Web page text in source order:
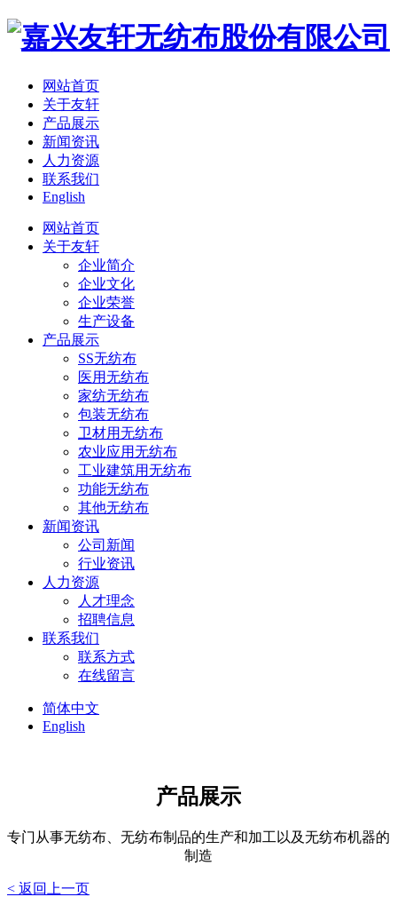
网站首页
关于友轩
产品展示
新闻资讯
人力资源
联系我们
English
网站首页
关于友轩
企业简介
企业文化
企业荣誉
生产设备
产品展示
SS无纺布
医用无纺布
家纺无纺布
包装无纺布
卫材用无纺布
农业应用无纺布
工业建筑用无纺布
功能无纺布
其他无纺布
新闻资讯
公司新闻
行业资讯
人力资源
人才理念
招聘信息
联系我们
联系方式
在线留言
简体中文
English
产品展示
专门从事无纺布、无纺布制品的生产和加工以及无纺布机器的
制造
< 返回上一页